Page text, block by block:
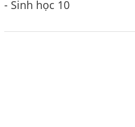
- Sinh học 10